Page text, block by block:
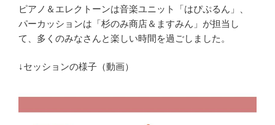
ピアノ＆エレクトーンは音楽ユニット「はぴぷるん」、
パーカッションは「杉のみ商店＆ますみん」が担当し
て、多くのみなさんと楽しい時間を過ごしました。
↓セッションの様子（動画）